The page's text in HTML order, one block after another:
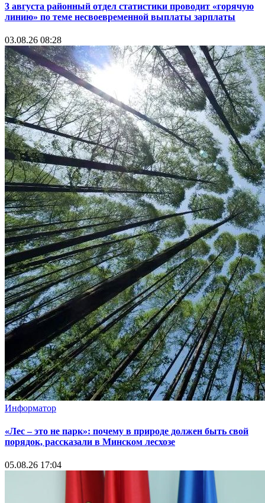
3 августа районный отдел статистики проводит «горячую
линию» по теме несвоевременной выплаты зарплаты
03.08.26 08:28
Информатор
«Лес – это не парк»: почему в природе должен быть свой
порядок, рассказали в Минском лесхозе
05.08.26 17:04